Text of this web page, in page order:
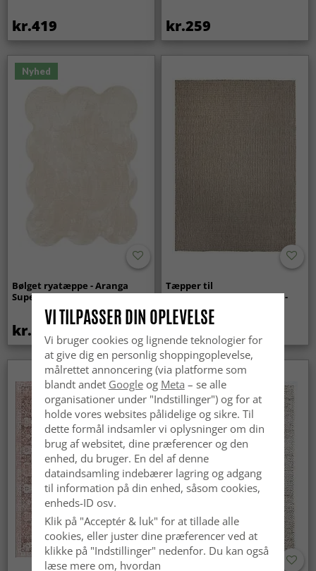
kr.419 kr.259
Nyhed
Bølget ryatæppe - Aranga
Super Soft Fur (beige)
kr.369
Tæpper til
indendørs/udendørs brug -
Arlo (beige)
kr.449
VI TILPASSER DIN OPLEVELSE
Vi bruger cookies og lignende teknologier for
at give dig en personlig shoppingoplevelse,
målrettet annoncering (via platforme som
blandt andet Googleog Meta – se alle
organisationer under "Indstillinger") og for at
holde vores websites pålidelige og sikre. Til
dette formål indsamler vi oplysninger om din
brug af websitet, dine præferencer og den
enhed, du bruger. En del af denne
dataindsamling indebærer lagring og adgang
til information på din enhed, såsom cookies,
enheds-ID osv.
Klik på "Acceptér & luk" for at tillade alle
cookies, eller juster dine præferencer ved at
klikke på "Indstillinger" nedenfor. Du kan også
læse mere om, hvordan